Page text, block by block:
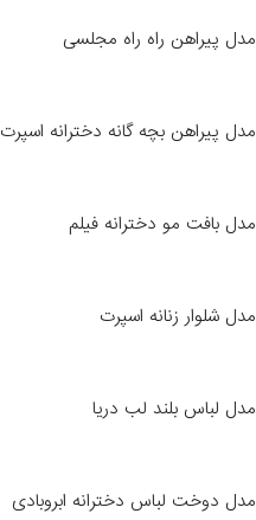
مدل پیراهن راه راه مجلسی
مدل پیراهن بچه گانه دخترانه اسپرت
مدل بافت مو دخترانه فیلم
مدل شلوار زنانه اسپرت
مدل لباس بلند لب دریا
مدل دوخت لباس دخترانه ابروبادی